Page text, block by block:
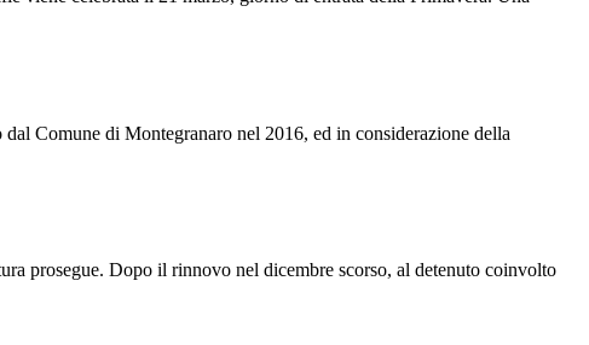
Comune di Montegranaro nel 2016, ed in considerazione della
prosegue. Dopo il rinnovo nel dicembre scorso, al detenuto coinvolto